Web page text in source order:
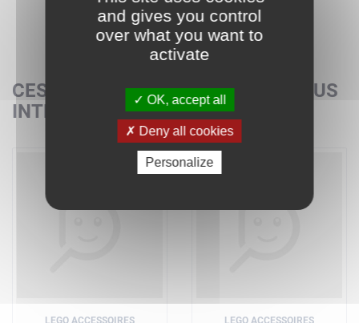
CES SETS POURRAIENT AUSSI VOUS
INTÉRESSER
LEGO ACCESSOIRES LEGO ACCESSOIRES
and gives you control
over what you want to
activate
OK, accept all
Deny all cookies
Personalize